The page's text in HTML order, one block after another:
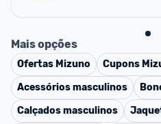
Mais opções
Ofertas Mizuno Cupons
Acessórios masculinos
Calçados masculinos